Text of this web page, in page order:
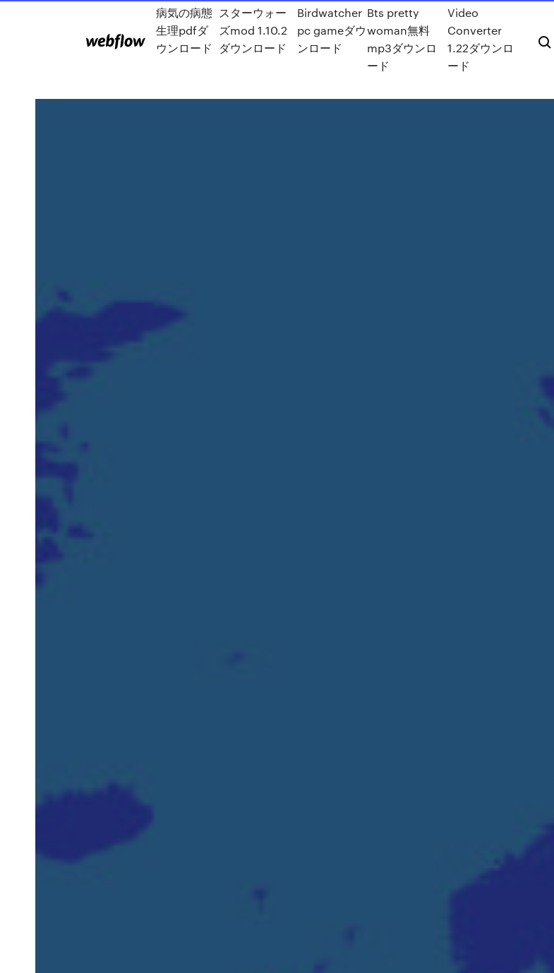
病気の病態
生理pdfダ
ウンロード
スターウォー
ズmod 1.10.2
ダウンロード
Birdwatcher
pc gameダウ
ンロード
Bts pretty
woman無料
mp3ダウンロ
ード
Video
Converter
1.22ダウンロ
ード